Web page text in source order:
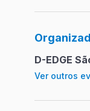
D-EDGE
Ver outros